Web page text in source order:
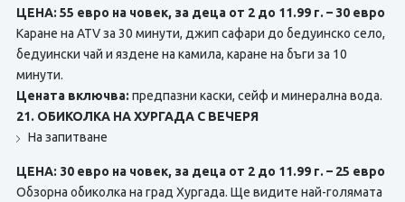
ЦЕНА: 55 евро на човек, за деца от 2 до 11.99 г. – 30 евро
Каране на ATV за 30 минути, джип сафари до бедуинско село,
бедуински чай и яздене на камила, каране на бъги за 10
минути.
Цената включва: предпазни каски, сейф и минерална вода.
21. ОБИКОЛКА НА ХУРГАДА С ВЕЧЕРЯ
На запитване
ЦЕНА: 30 евро на човек, за деца от 2 до 11.99 г. – 25 евро
Обзорна обиколка на град Хургада. Ще видите най-голямата